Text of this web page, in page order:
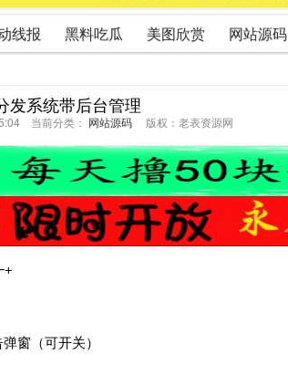
线报 黑料吃瓜 美图欣赏 网站源码
发系统带后台管理
当前分类： 网站源码 版权：老表资源网
窗（可开关）